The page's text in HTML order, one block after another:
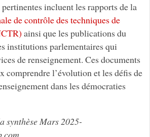
pertinentes incluent les rapports de la
de contrôle des techniques de
ainsi que les publications du
institutions parlementaires qui
de renseignement. Ces documents
comprendre l’évolution et les défis de
dans les démocraties
synthèse Mars 2025-